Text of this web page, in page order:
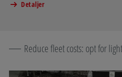
Detaljer
Reduce fleet costs: opt for